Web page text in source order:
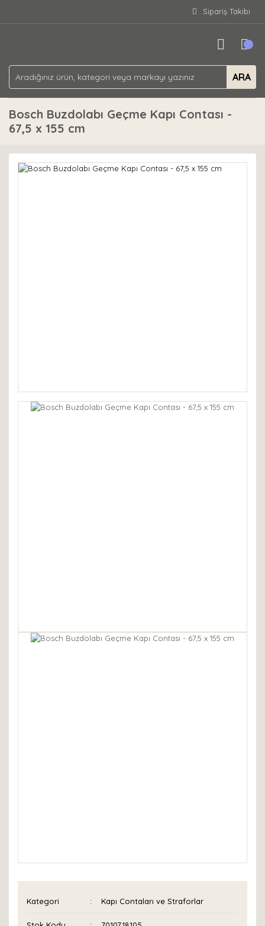
Sipariş Takibi
ARA
Bosch Buzdolabı Geçme Kapı Contası -
67,5 x 155 cm
Kategori Kapı Contaları ve Straforlar